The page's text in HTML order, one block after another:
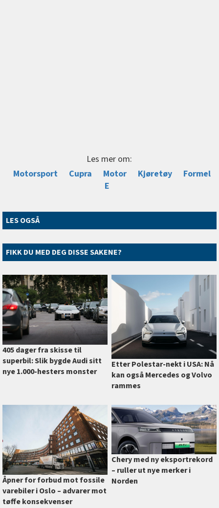
Les mer om:
Motorsport
Cupra Motor Kjøretøy
Formel
E
LES OGSÅ
FIKK DU MED DEG DISSE SAKENE?
405 dager fra skisse til
superbil: Slik bygde Audi sitt
nye 1.000-hesters monster
Etter Polestar-nekt i USA: Nå
kan også Mercedes og Volvo
rammes
Åpner for forbud mot fossile
varebiler i Oslo –⁠ advarer mot
tøffe konsekvenser
Chery med ny eksportrekord
–⁠ ruller ut nye merker i
Norden